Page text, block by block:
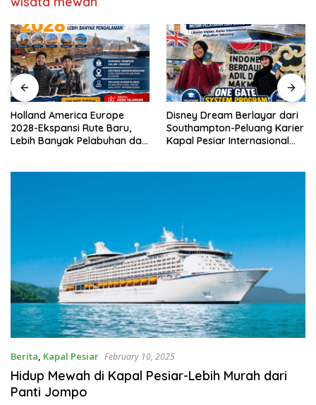
Jogya,marine
cruise
yogyakarta,marine
cruise
Yogya,sekolah
kapal
pesiar,Kerja
kapal
pesiar
,sekolah
pesiar,sekolah
jaminan
kerja
kapal
pesiar,magang
kerja
hotel
negeri,agency
resmi
kapal
Holland America Europe
2028-Ekspansi Rute Baru,
Lebih Banyak Pelabuhan dan
Disney Dream Berlayar dari
Southampton-Peluang Karier
Kapal Pesiar Internasional
Berita, Kapal Pesiar February 10, 2025
Hidup Mewah di Kapal Pesiar-Lebih Murah dari
Panti Jompo